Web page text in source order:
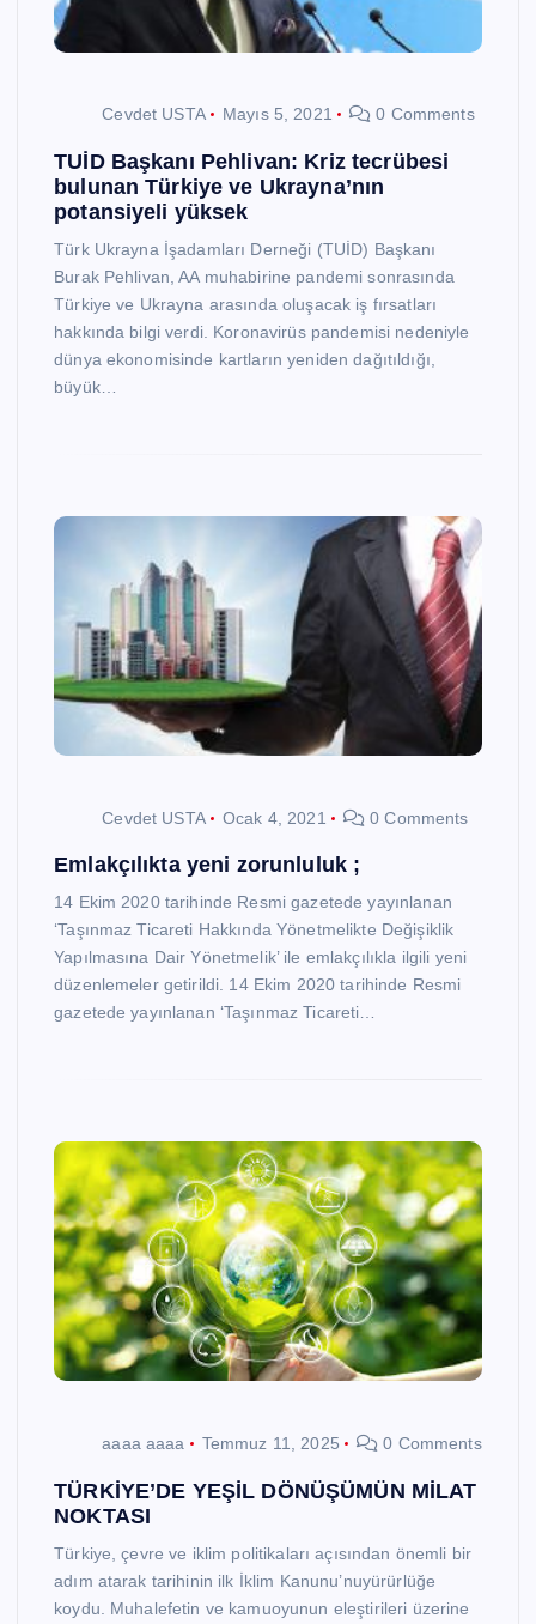
Cevdet USTA Mayıs 5, 2021 0 Comments
TUİD Başkanı Pehlivan: Kriz tecrübesi
bulunan Türkiye ve Ukrayna’nın
potansiyeli yüksek
Türk Ukrayna İşadamları Derneği (TUİD) Başkanı
Burak Pehlivan, AA muhabirine pandemi sonrasında
Türkiye ve Ukrayna arasında oluşacak iş fırsatları
hakkında bilgi verdi. Koronavirüs pandemisi nedeniyle
dünya ekonomisinde kartların yeniden dağıtıldığı,
büyük…
Cevdet USTA Ocak 4, 2021 0 Comments
Emlakçılıkta yeni zorunluluk ;
14 Ekim 2020 tarihinde Resmi gazetede yayınlanan
‘Taşınmaz Ticareti Hakkında Yönetmelikte Değişiklik
Yapılmasına Dair Yönetmelik’ ile emlakçılıkla ilgili yeni
düzenlemeler getirildi. 14 Ekim 2020 tarihinde Resmi
gazetede yayınlanan ‘Taşınmaz Ticareti…
aaaa aaaa Temmuz 11, 2025 0 Comments
TÜRKİYE’DE YEŞİL DÖNÜŞÜMÜN MİLAT
NOKTASI
Türkiye, çevre ve iklim politikaları açısından önemli bir
adım atarak tarihinin ilk İklim Kanunu’nuyürürlüğe
koydu. Muhalefetin ve kamuoyunun eleştirileri üzerine